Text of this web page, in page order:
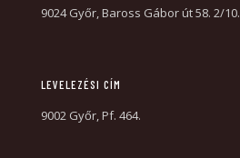
9024 Győr, Baross Gábor út 58. 2/10.
LEVELEZÉSI CÍM
9002 Győr, Pf. 464.